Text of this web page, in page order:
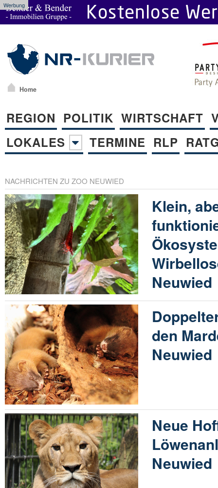
Werbung
Home
REGION POLITIK WIRTSCHAFT
LOKALES
TERMINE RLP
NACHRICHTEN ZU ZOO NEUWIED
Klein,
Neuwied
den
Neuwied
Neue
Neuwied